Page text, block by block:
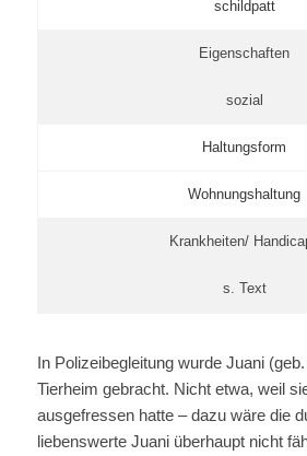
schildpatt
Eigenschaften
sozial
Haltungsform
Wohnungshaltung
Krankheiten/
s. Text
In Polizeibegleitung wurde Juani
Tierheim gebracht. Nicht etwa, weil
ausgefressen hatte – dazu wäre die
liebenswerte Juani überhaupt nicht